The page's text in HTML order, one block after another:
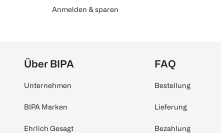
Anmelden & sparen
Über BIPA
Unternehmen
BIPA Marken
Ehrlich Gesagt
FAQ
Bestellung
Lieferung
Bezahlung